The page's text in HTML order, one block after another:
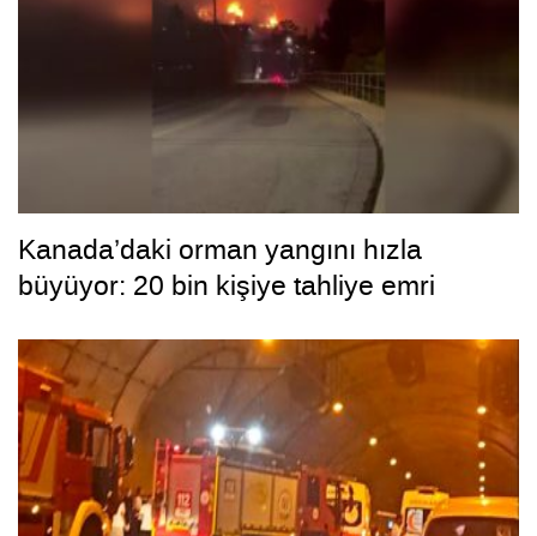
Kanada’daki orman yangını hızla
büyüyor: 20 bin kişiye tahliye emri